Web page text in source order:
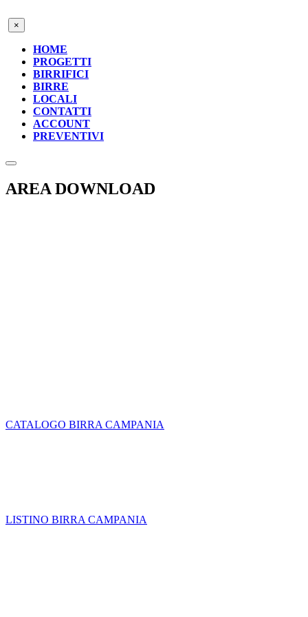
×
HOME
PROGETTI
BIRRIFICI
BIRRE
LOCALI
CONTATTI
ACCOUNT
PREVENTIVI
AREA DOWNLOAD
CATALOGO BIRRA CAMPANIA
LISTINO BIRRA CAMPANIA